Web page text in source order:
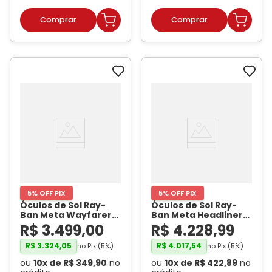
5% OFF PIX
Óculos de Sol Ray-
Ban Meta Wayfarer
Gen 2 RW4012E0
Preto Brilhante /
Verde G-15 Unissex-
RAY BAN META
R$ 3.499,00
R$ 3.324,05 no Pix (5%)
ou 10x de R$ 349,90 no
5% OFF PIX
Óculos de Sol Ray-
Ban Meta Headliner
Gen 2 RW4013 Cinza
Asteroide Brilhante /
Transitions
Esmeralda Unissex
RAY BAN META
R$ 4.228,99
R$ 4.017,54 no Pix (5%)
ou 10x de R$ 422,89 no